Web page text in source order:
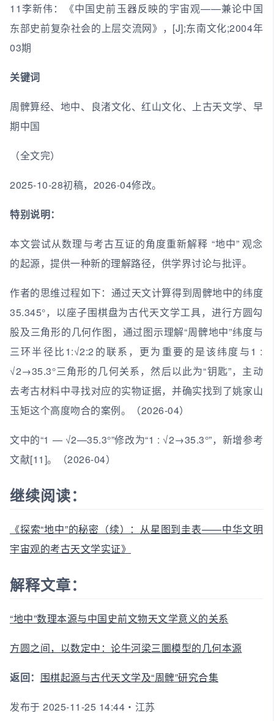
11李新伟：《中国史前玉器反映的宇宙观——兼论中国
东部史前复杂社会的上层交流网》，[J];东南文化;2004年
03期
关键词
周髀算经、地中、良渚文化、红山文化、上古天文学、早
期中国
（全文完）
2025-10-28初稿，2026-04修改。
特别说明：
本文尝试从数理与考古互证的角度重新解释 “地中” 观念
的起源，提供一种新的理解路径，供学界讨论与批评。
作者的思维过程如下：通过天文计算得到周髀地中的纬度
35.345°，以座子围棋盘为古代天文学工具，进行方圆勾
股及三角形的几何作图，通过图示理解“周髀地中”纬度与
三环半径比1:√2:2的联系，更为重要的是该纬度与1 :
√2→35.3°三角形的几何关系，然后以此为“钥匙”，主动
去考古材料中寻找对应的实物证据，并确实找到了姚家山
玉矩这个高度吻合的案例。（2026-04）
文中的“1 — √2—35.3°”修改为“1 : √2→35.3°”，新增参考
文献[11]。（2026-04）
继续阅读：
《探索“地中”的秘密（续）：从星图到圭表——中华文明
宇宙观的考古天文学实证》
解释文章：
“地中”数理本源与中国史前文物天文学意义的关系
方圆之间，以数定中：论牛河梁三圜模型的几何本源
返回： 围棋起源与古代天文学及“周髀”研究合集
发布于 2025-11-25 14:44・江苏